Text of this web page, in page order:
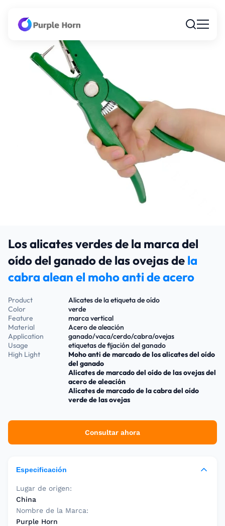
Los alicates verdes de la marca del
oído del ganado de las ovejas de la
cabra alean el moho anti de acero
Product
Alicates de la etiqueta de oído
Color
verde
Feature
marca vertical
Material
Acero de aleación
Application
ganado/vaca/cerdo/cabra/ovejas
Usage
etiquetas de fijación del ganado
High Light
Moho anti de marcado de los alicates del oído
del ganado
Alicates de marcado del oído de las ovejas del
acero de aleación
Alicates de marcado de la cabra del oído
verde de las ovejas
Consultar ahora
Especificación
Lugar de origen:
China
Nombre de la Marca:
Purple Horn